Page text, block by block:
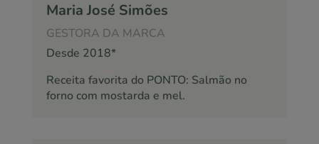
Maria José Simões
GESTORA DA MARCA
Desde 2018*
Receita favorita do PONTO: Salmão no
forno com mostarda e mel.